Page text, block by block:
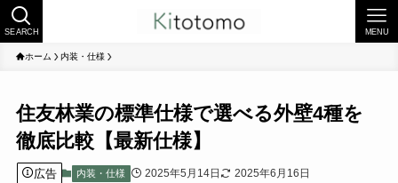
SEARCH MENU
ホーム 内装・仕様
住友林業の標準仕様で選べる外壁4種を
徹底比較【最新仕様】
広告 内装・仕様 2025年5月14日 2025年6月16日